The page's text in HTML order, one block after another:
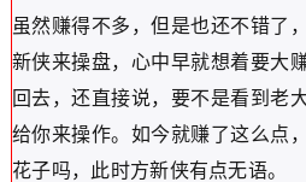
虽然赚得不多，但是也还不错了
新侠来操盘，心中早就想着要大
回去，还直接说，要不是看到老
给你来操作。如今就赚了这么点
花子吗，此时方新侠有点无语。